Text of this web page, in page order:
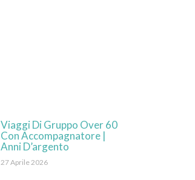
Viaggi Di Gruppo Over 60
Con Accompagnatore |
Anni D’argento
27 Aprile 2026